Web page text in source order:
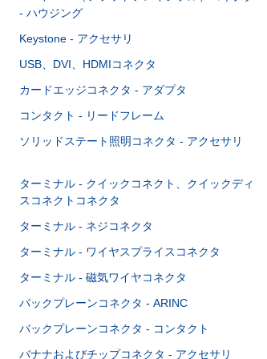
- ハウジング
Keystone - アクセサリ
USB、DVI、HDMIコネクタ
カードエッジコネクタ - アダプタ
コンタクト - リードフレーム
ソリッドステート照明コネクタ - アクセサリ
ターミナル - クイックコネクト、クイックディ
スコネクトコネクタ
ターミナル - ネジコネクタ
ターミナル - ワイヤスプライスコネクタ
ターミナル - 磁気ワイヤコネクタ
バックプレーンコネクタ - ARINC
バックプレーンコネクタ - コンタクト
バナナおよびチップコネクタ - アクセサリ